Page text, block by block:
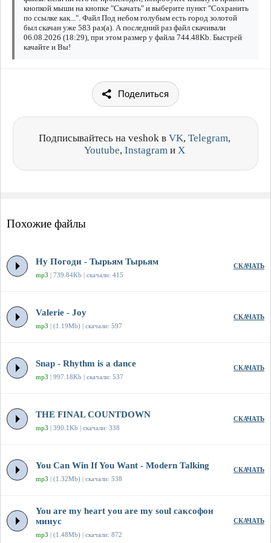
кнопкой мыши на кнопке "Скачать" и выберите пункт "Сохранить
по ссылке как...". Файл Под небом голубым есть город золотой
был скачан уже 583 раз(а). А последний раз файл скачивали
06.08.2026 (18:29), при этом размер у файла 744.48Kb. Быстрей
качайте и Вы!
Поделиться
Подписывайтесь на veshok в VK, Telegram,
Youtube, Instagram и X
Похожие файлы
Ну Погоди - Тырьям Тырьям
mp3 | 739.84Kb | скачали: 415
СКАЧАТЬ
Valerie - Joy
mp3 | (1.19Mb) | скачали: 597
СКАЧАТЬ
Snap - Rhythm is a dance
mp3 | 997.18Kb | скачали: 537
СКАЧАТЬ
THE FINAL COUNTDOWN
mp3 | 390.1Kb | скачали: 338
СКАЧАТЬ
You Can Win If You Want - Modern Talking
mp3 | (1.32Mb) | скачали: 538
СКАЧАТЬ
You are my heart you are my soul саксофон
минус
mp3 | (1.48Mb) | скачали: 872
СКАЧАТЬ